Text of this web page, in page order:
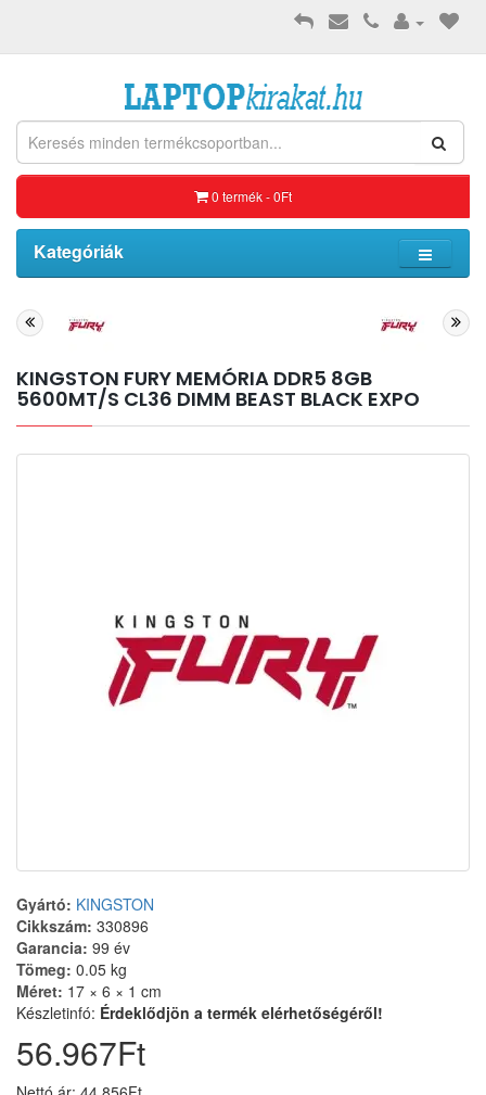
0 termék - 0Ft
Kategóriák
KINGSTON FURY MEMÓRIA DDR5 8GB
5600MT/S CL36 DIMM BEAST BLACK EXPO
Gyártó: KINGSTON
Cikkszám: 330896
Garancia: 99 év
Tömeg: 0.05 kg
Méret: 17 × 6 × 1 cm
Készletinfó: Érdeklődjön a termék elérhetőségéről!
56.967Ft